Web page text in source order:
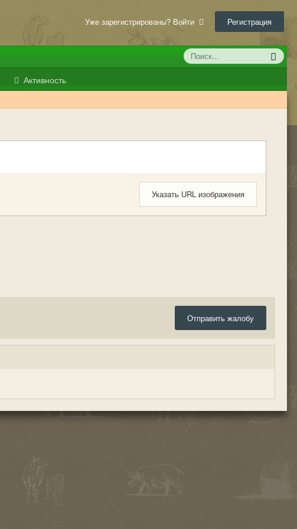
Уже зарегистрированы? Войти Регистрация
Активность
Указать URL изображения
Отправить жалобу